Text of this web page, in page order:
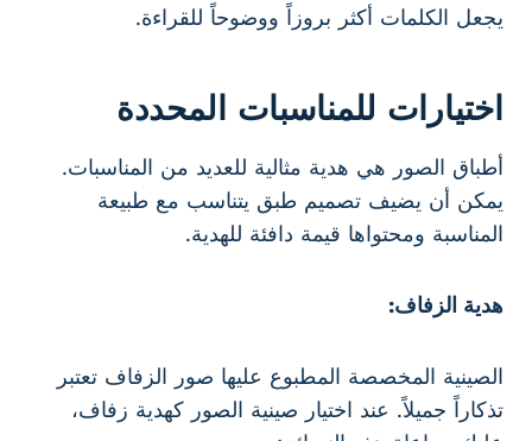
يجعل الكلمات أكثر بروزاً ووضوحاً للقراءة.
اختيارات للمناسبات المحددة
أطباق الصور هي هدية مثالية للعديد من المناسبات.
يمكن أن يضيف تصميم طبق يتناسب مع طبيعة
المناسبة ومحتواها قيمة دافئة للهدية.
هدية الزفاف:
الصينية المخصصة المطبوع عليها صور الزفاف تعتبر
تذكاراً جميلاً. عند اختيار صينية الصور كهدية زفاف،